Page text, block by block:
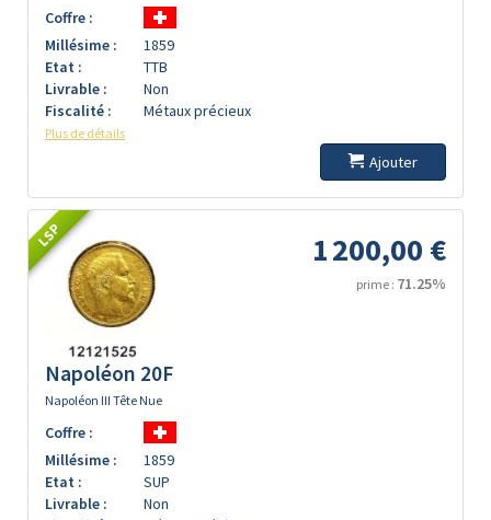
Coffre :
Millésime :
1859
Etat :
TTB
Livrable :
Non
Fiscalité :
Métaux précieux
Plus de détails
Ajouter
LSP 1 200,00 €
prime : 71.25%
Napoléon 20F
Napoléon III Tête Nue
Coffre :
Millésime :
1859
Etat :
SUP
Livrable :
Non